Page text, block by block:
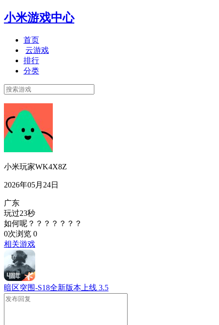
小米游戏中心
首页
云游戏
排行
分类
小米玩家WK4X8Z
2026年05月24日
广东
玩过23秒
如何呢？？？？？？？
0次浏览 0
相关游戏
暗区突围-S18全新版本上线 3.5